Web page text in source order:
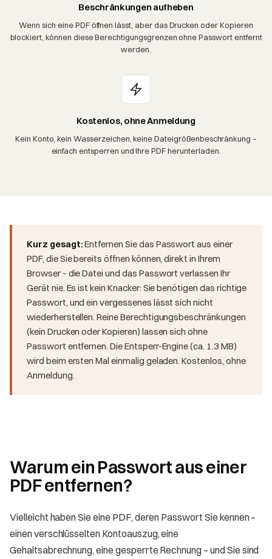
Beschränkungen aufheben
Wenn sich eine PDF öffnen lässt, aber das Drucken oder Kopieren
blockiert, können diese Berechtigungsgrenzen ohne Passwort entfernt
werden.
Kostenlos, ohne Anmeldung
Kein Konto, kein Wasserzeichen, keine Dateigrößenbeschränkung –
einfach entsperren und Ihre PDF herunterladen.
Kurz gesagt:Entfernen Sie das Passwort aus einer
PDF, die Sie bereits öffnen können, direkt in Ihrem
Browser – die Datei und das Passwort verlassen Ihr
Gerät nie. Es ist kein Knacker: Sie benötigen das richtige
Passwort, und ein vergessenes lässt sich nicht
wiederherstellen. Reine Berechtigungsbeschränkungen
(kein Drucken oder Kopieren) lassen sich ohne
Passwort entfernen. Die Entsperr-Engine (ca. 1.3 MB)
wird beim ersten Mal einmalig geladen. Kostenlos, ohne
Anmeldung.
Warum ein Passwort aus einer
PDF entfernen?
Vielleicht haben Sie eine PDF, deren Passwort Sie kennen –
einen verschlüsselten Kontoauszug, eine
Gehaltsabrechnung, eine gesperrte Rechnung – und Sie sind